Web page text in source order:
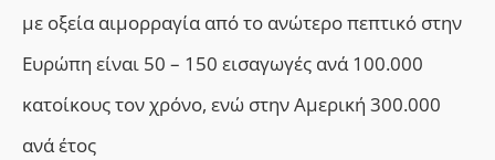
με οξεία αιμορραγία από το ανώτερο πεπτικό στην
Ευρώπη είναι 50 – 150 εισαγωγές ανά 100.000
κατοίκους τον χρόνο, ενώ στην Αμερική 300.000
ανά έτος